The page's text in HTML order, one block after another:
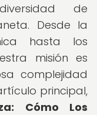
de
Desde la
hasta los
misión es
complejidad
principal,
Cómo Los